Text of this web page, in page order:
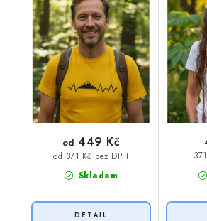
Skladem
od 371 Kč bez DPH
od 449 Kč